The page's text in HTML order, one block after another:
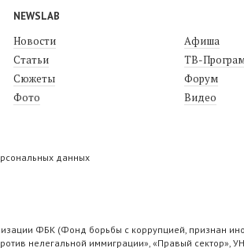
NEWSLAB
Новости
Статьи
Сюжеты
Фото
Афиша
ТВ-
Форум
Видео
данных
ФБК (Фонд борьбы с коррупцией, признан
нелегальной иммиграции», «Правый сектор»,